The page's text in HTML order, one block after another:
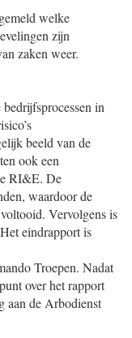
welke
zijn
zaken weer.
in
beeld van de
ook een
RI&E. De
waardoor de
Vervolgens is
eindrapport is
Troepen. Nadat
over het rapport
aan de Arbodienst